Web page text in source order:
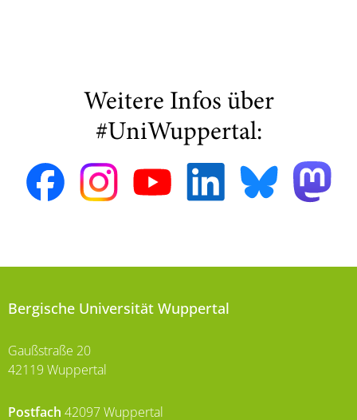
Weitere Infos über
#UniWuppertal:
Bergische Universität Wuppertal
Gaußstraße 20
42119 Wuppertal
Postfach 42097 Wuppertal